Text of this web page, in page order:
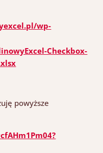
wp-
Checkbox-
powyższe